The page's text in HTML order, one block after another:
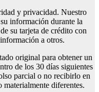
y privacidad. Nuestro
información durante la
su tarjeta de crédito con
a otros.
original para obtener un
de los 30 días siguientes
parcial o no recibirlo en
materialmente diferentes.